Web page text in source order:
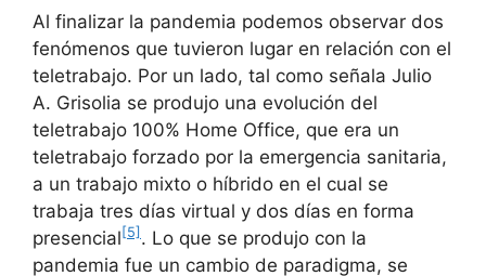
Al finalizar la pandemia podemos observar dos
fenómenos que tuvieron lugar en relación con el
teletrabajo. Por un lado, tal como señala Julio
A. Grisolia se produjo una evolución del
teletrabajo 100% Home Office, que era un
teletrabajo forzado por la emergencia sanitaria,
a un trabajo mixto o híbrido en el cual se
trabaja tres días virtual y dos días en forma
presencial[5] . Lo que se produjo con la
pandemia fue un cambio de paradigma, se